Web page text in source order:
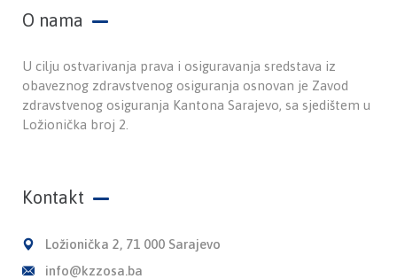
O nama
U cilju ostvarivanja prava i osiguravanja sredstava iz
obaveznog zdravstvenog osiguranja osnovan je Zavod
zdravstvenog osiguranja Kantona Sarajevo, sa sjedištem u
Ložionička broj 2.
Kontakt
Ložionička 2, 71 000 Sarajevo
info@kzzosa.ba